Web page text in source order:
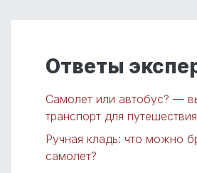
Ответы
Самолет или автобус? —
транспорт для путешествия
Ручная кладь: что можно
самолет?